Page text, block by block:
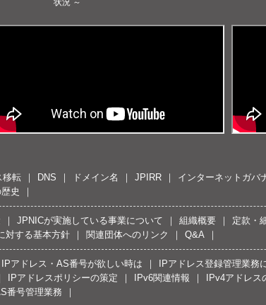
状況 ～
移転 DNS ドメイン名 JPIRR
インターネットガバ
史
JPNICが実施している事業について 組織概要
定款・
対する基本方針 関連団体へのリンク Q&A
IPアドレス・AS番号が欲しい時は
IPアドレス登録管理業務
IPアドレスポリシーの策定 IPv6関連情報
IPv4アドレ
番号管理業務